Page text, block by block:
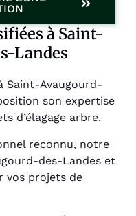
à Saint-
Landes
Saint-Avaugourd-
son expertise
d’élagage arbre.
reconnu, notre
des-Landes et
vos projets de